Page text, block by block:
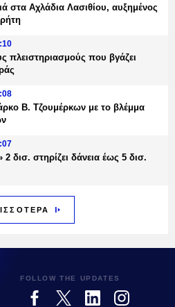
στα Αχλάδια Λασιθίου, αυξημένος
πλειστηριασμούς που βγάζει
Β. Τζουμέρκων με το βλέμμα
δισ. στηρίζει δάνεια έως 5 δισ.
FOLLOW THE UPDATES